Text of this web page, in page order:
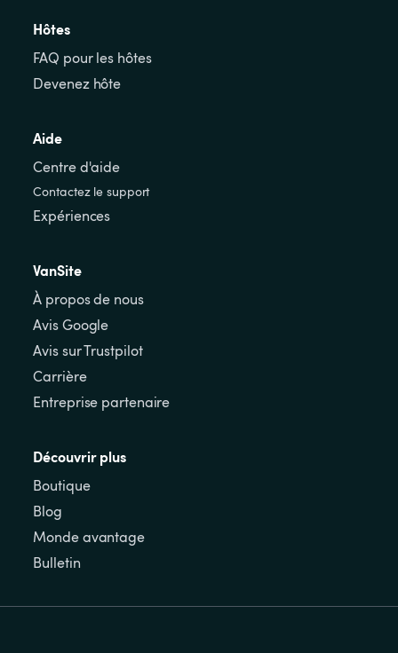
Hôtes
FAQ pour les hôtes
Devenez hôte
Aide
Centre d'aide
Contactez le support
Expériences
VanSite
À propos de nous
Avis Google
Avis sur Trustpilot
Carrière
Entreprise partenaire
Découvrir plus
Boutique
Blog
Monde avantage
Bulletin